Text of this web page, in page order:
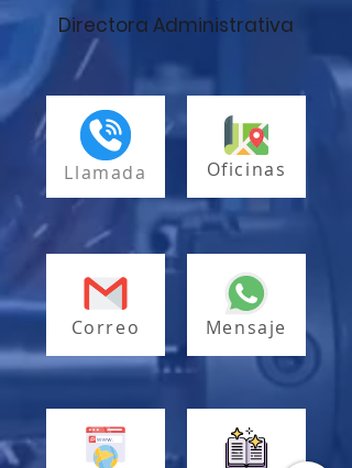
Directora Administrativa
Llamada Oficinas
Correo Mensaje